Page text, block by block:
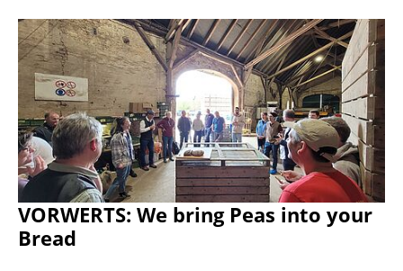
VORWERTS: We bring Peas into your
Bread